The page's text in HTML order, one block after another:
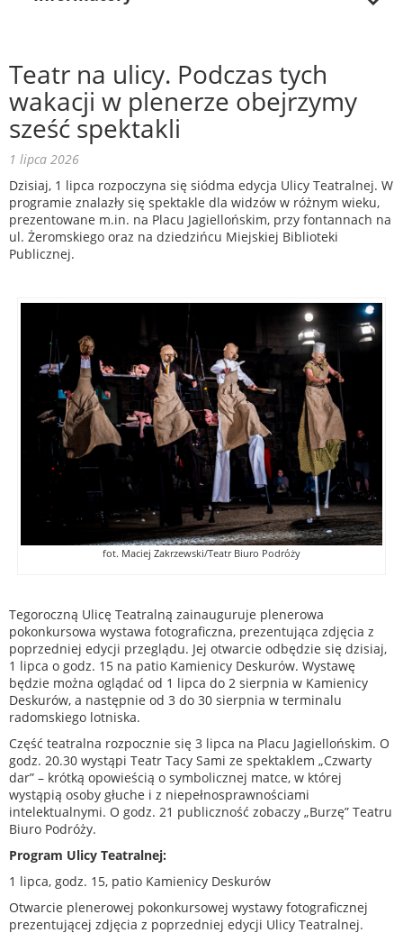
Teatr na ulicy. Podczas tych
wakacji w plenerze obejrzymy
sześć spektakli
1 lipca 2026
Dzisiaj, 1 lipca rozpoczyna się siódma edycja Ulicy Teatralnej. W
programie znalazły się spektakle dla widzów w różnym wieku,
prezentowane m.in. na Placu Jagiellońskim, przy fontannach na
ul. Żeromskiego oraz na dziedzińcu Miejskiej Biblioteki
Publicznej.
fot. Maciej Zakrzewski/Teatr Biuro Podróży
Tegoroczną Ulicę Teatralną zainauguruje plenerowa
pokonkursowa wystawa fotograficzna, prezentująca zdjęcia z
poprzedniej edycji przeglądu. Jej otwarcie odbędzie się dzisiaj,
1 lipca o godz. 15 na patio Kamienicy Deskurów. Wystawę
będzie można oglądać od 1 lipca do 2 sierpnia w Kamienicy
Deskurów, a następnie od 3 do 30 sierpnia w terminalu
radomskiego lotniska.
Część teatralna rozpocznie się 3 lipca na Placu Jagiellońskim. O
godz. 20.30 wystąpi Teatr Tacy Sami ze spektaklem „Czwarty
dar” – krótką opowieścią o symbolicznej matce, w której
wystąpią osoby głuche i z niepełnosprawnościami
intelektualnymi. O godz. 21 publiczność zobaczy „Burzę” Teatru
Biuro Podróży.
Program Ulicy Teatralnej:
1 lipca, godz. 15, patio Kamienicy Deskurów
Otwarcie plenerowej pokonkursowej wystawy fotograficznej
prezentującej zdjęcia z poprzedniej edycji Ulicy Teatralnej.